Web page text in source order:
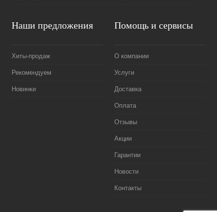
Наши предложения
Хиты-продаж
Рекомендуем
Новинки
Помощь и сервисы
О компании
Услуги
Доставка
Оплата
Отзывы
Акции
Гарантии
Новости
Контакты